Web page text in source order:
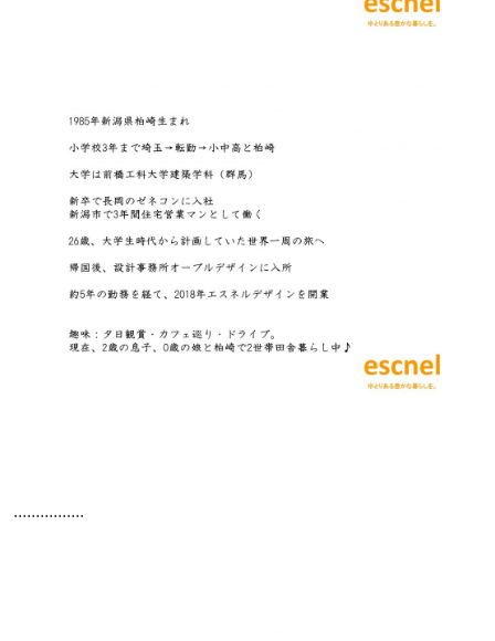
................